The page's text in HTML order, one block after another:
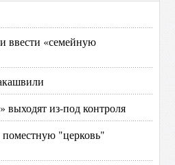
ввести «семейную
выходят из-под контроля
"церковь"